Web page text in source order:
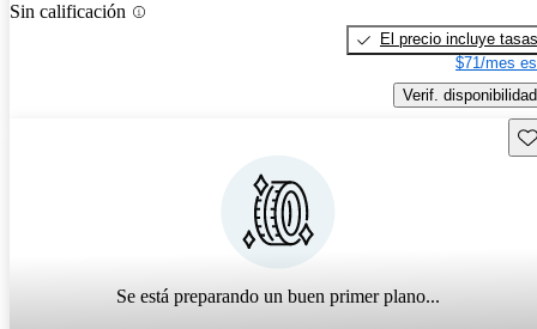
Sin calificación
El precio incluye tasas
$71/mes
Verif. disponibilidad
Se está preparando un buen primer plano...